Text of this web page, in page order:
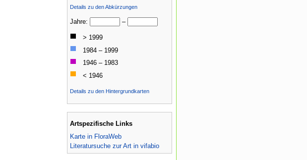
Details zu den Abkürzungen
Jahre: –
> 1999
1984 – 1999
1946 – 1983
< 1946
Details zu den Hintergrundkarten
Artspezifische Links
Karte in FloraWeb
Literatursuche zur Art in vifabio